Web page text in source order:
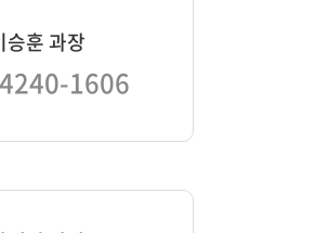
승훈 과장
1606